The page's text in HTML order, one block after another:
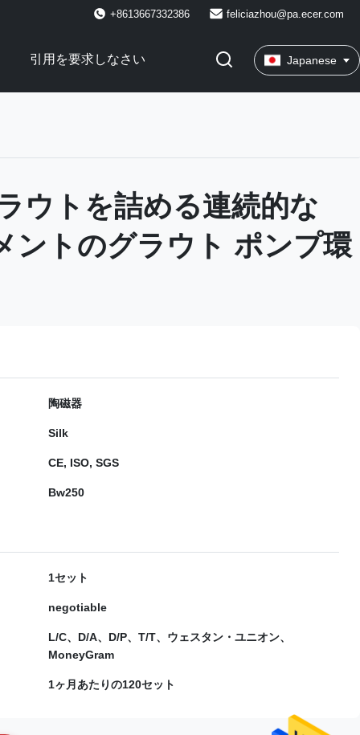
+8613667332386 feliciazhou@pa.ecer.com
引用を要求しなさい Japanese
ウトを詰める連続的な
ントのグラウト ポンプ環
陶磁器
Silk
CE, ISO, SGS
Bw250
1セット
negotiable
L/C、D/A、D/P、T/T、ウェスタン・ユニオン、
MoneyGram
1ヶ月あたりの120セット